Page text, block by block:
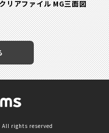
リアファイル MG三面図
rights reserved